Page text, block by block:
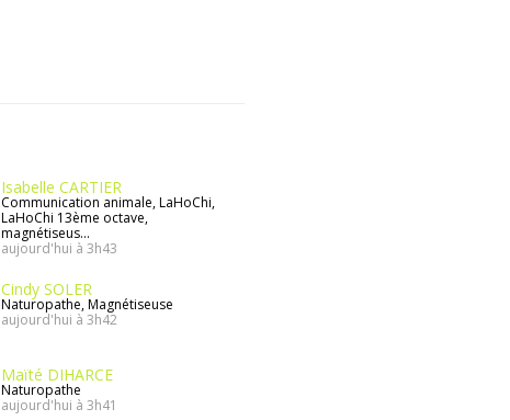
Isabelle CARTIER
Communication animale, LaHoChi,
LaHoChi 13ème octave,
magnétiseus...
aujourd'hui à 3h43
Cindy SOLER
Naturopathe, Magnétiseuse
aujourd'hui à 3h42
Maïté DIHARCE
Naturopathe
aujourd'hui à 3h41